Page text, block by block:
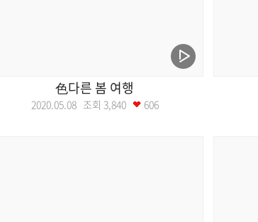
色다른 봄 여행
2020.05.08 조회 3,840 606